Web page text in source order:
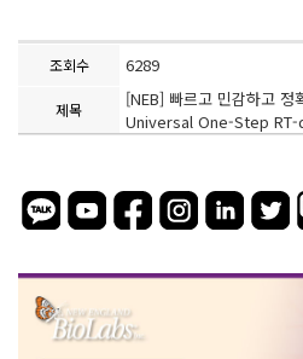
조회수 6289
제목
[NEB] 빠르고 민감하고
Universal One-Step RT-